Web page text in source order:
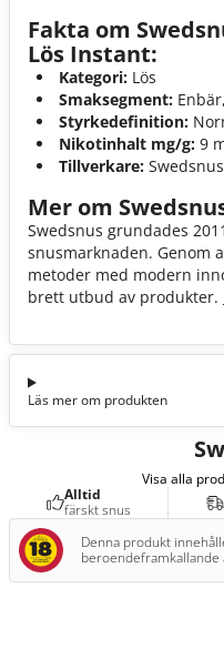
Fakta om
Lös Instant:
Kategori: Lös
Smaksegment:
Styrkedefinition:
Nikotinhalt mg/g: 9
Tillverkare: Swedsnus
Mer om
Swedsnus grundades
snusmarknaden. Genom
metoder med modern
brett utbud av produkter.
Läs mer om produkten
Visa alla
Alltid
färskt snus
Denna produkt